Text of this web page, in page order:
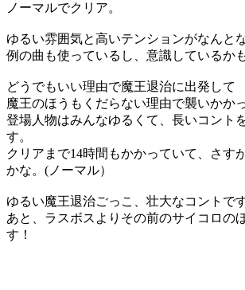
ノーマルでクリア。
ゆるい雰囲気と高いテンションがなんと
例の曲も使っているし、意識しているか
どうでもいい理由で魔王退治に出発して
魔王のほうもくだらない理由で襲いかか
登場人物はみんなゆるくて、長いコント
す。
クリアまで14時間もかかっていて、さす
かな。(ノーマル）
ゆるい魔王退治ごっこ、壮大なコントです
あと、ラスボスよりその前のサイコロの
す！